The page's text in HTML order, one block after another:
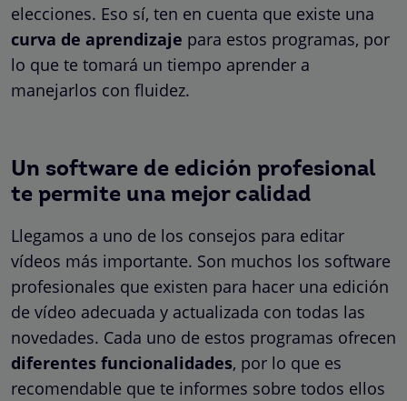
elecciones. Eso sí, ten en cuenta que existe una
curva de aprendizaje para estos programas, por
lo que te tomará un tiempo aprender a
manejarlos con fluidez.
Un software de edición profesional
te permite una mejor calidad
Llegamos a uno de los consejos para editar
vídeos más importante. Son muchos los software
profesionales que existen para hacer una edición
de vídeo adecuada y actualizada con todas las
novedades. Cada uno de estos programas ofrecen
diferentes funcionalidades, por lo que es
recomendable que te informes sobre todos ellos